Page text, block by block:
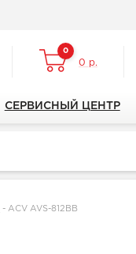
0
0 р.
СЕРВИСНЫЙ ЦЕНТР
-ACV AVS-812BB